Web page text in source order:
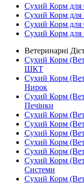
Сухий Корм для
Сухий Корм для
Сухий Корм для
Сухий Корм для
Ветеринарні
Сухий Корм
ШКТ
Сухий Корм
Нирок
Сухий Корм
Печінки
Сухий Корм
Сухий Корм
Сухий Корм
Сухий Корм
Сухий Корм
Сухий Корм
Системи
Сухий Корм